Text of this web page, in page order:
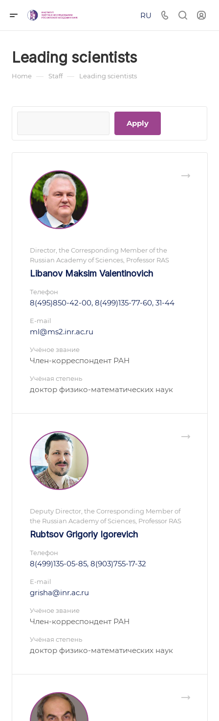
RU
Leading scientists
Home — Staff — Leading scientists
Director, the Corresponding Member of the
Russian Academy of Sciences, Professor RAS
Libanov Maksim Valentinovich
Телефон
8(495)850-42-00, 8(499)135-77-60, 31-44
E-mail
ml@ms2.inr.ac.ru
Учёное звание
Член-корреспондент РАН
Учёная степень
доктор физико-математических наук
Deputy Director, the Corresponding Member of
the Russian Academy of Sciences, Professor RAS
Rubtsov Grigoriy Igorevich
Телефон
8(499)135-05-85, 8(903)755-17-32
E-mail
grisha@inr.ac.ru
Учёное звание
Член-корреспондент РАН
Учёная степень
доктор физико-математических наук